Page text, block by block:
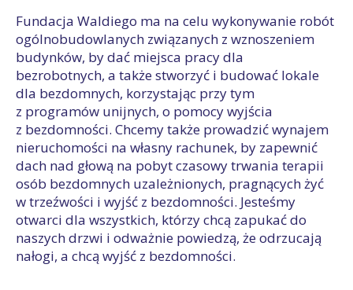
Fundacja Waldiego ma na celu wykonywanie robót
ogólnobudowlanych związanych z wznoszeniem
budynków, by dać miejsca pracy dla
bezrobotnych, a także stworzyć i budować lokale
dla bezdomnych, korzystając przy tym
z programów unijnych, o pomocy wyjścia
z bezdomności. Chcemy także prowadzić wynajem
nieruchomości na własny rachunek, by zapewnić
dach nad głową na pobyt czasowy trwania terapii
osób bezdomnych uzależnionych, pragnących żyć
w trzeźwości i wyjść z bezdomności. Jesteśmy
otwarci dla wszystkich, którzy chcą zapukać do
naszych drzwi i odważnie powiedzą, że odrzucają
nałogi, a chcą wyjść z bezdomności.